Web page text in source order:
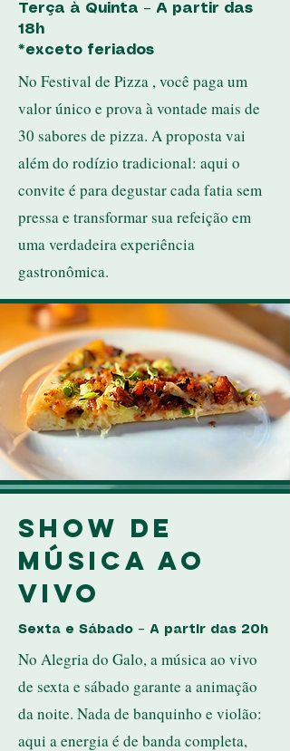
Terça à Quinta – A partir das
18h
*exceto feriados
No Festival de Pizza , você paga um
valor único e prova à vontade mais de
30 sabores de pizza. A proposta vai
além do rodízio tradicional: aqui o
convite é para degustar cada fatia sem
pressa e transformar sua refeição em
uma verdadeira experiência
gastronômica.
Show de
Música ao
Vivo
Sexta e Sábado – A partir das 20h
No Alegria do Galo, a música ao vivo
de sexta e sábado garante a animação
da noite. Nada de banquinho e violão:
aqui a energia é de banda completa,